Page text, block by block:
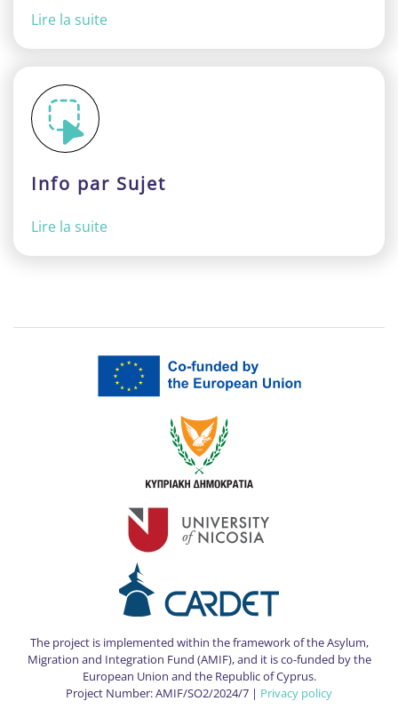
Lire la suite
Info par Sujet
Lire la suite
The project is implemented within the framework of the Asylum,
Migration and Integration Fund (AMIF), and it is co-funded by the
European Union and the Republic of Cyprus.
Project Number: AMIF/SO2/2024/7 | Privacy policy